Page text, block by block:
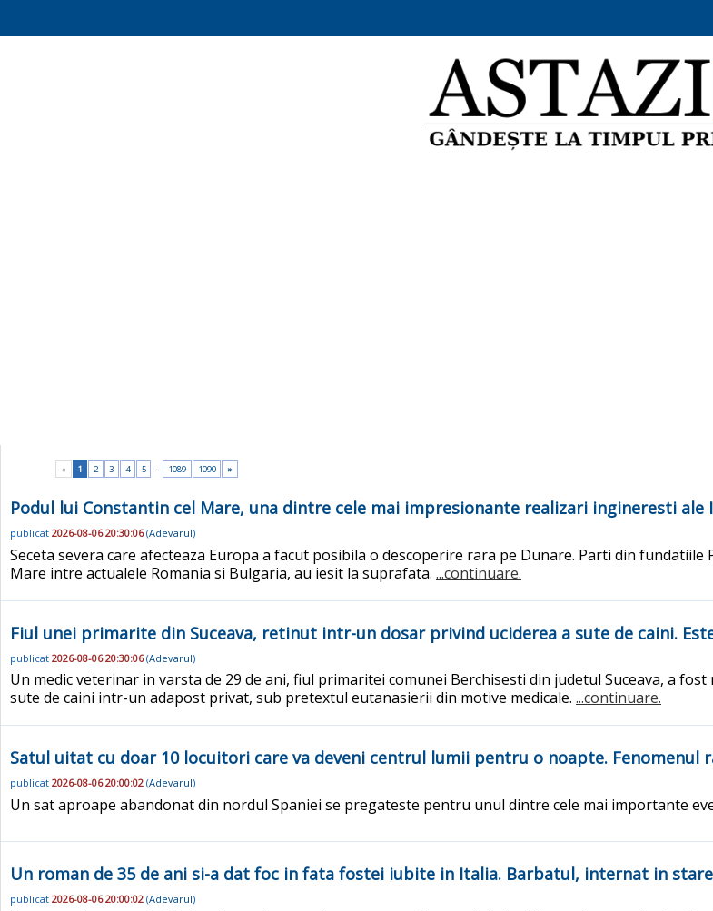
« 1 2 3 4 5 ... 1089 1090 »
Podul lui Constantin cel Mare, una dintre cele mai impresionante realizari ingineresti
publicat 2026-08-06 20:30:06(Adevarul)
Seceta severa care afecteaza Europa a facut posibila o descoperire rara pe Dunare. Parti din
Mare intre actualele Romania si Bulgaria, au iesit la suprafata. ...continuare.
Fiul unei primarite din Suceava, retinut intr-un dosar privind uciderea a sute de caini.
publicat 2026-08-06 20:30:06(Adevarul)
Un medic veterinar in varsta de 29 de ani, fiul primaritei comunei Berchisesti din judetul Suceava, a
sute de caini intr-un adapost privat, sub pretextul eutanasierii din motive medicale. ...continuare.
Satul uitat cu doar 10 locuitori care va deveni centrul lumii pentru o noapte.
publicat 2026-08-06 20:00:02 (Adevarul)
Un sat aproape abandonat din nordul Spaniei se pregateste pentru unul dintre cele mai importante
Un roman de 35 de ani si-a dat foc in fata fostei iubite in Italia. Barbatul, internat in
publicat 2026-08-06 20:00:02 (Adevarul)